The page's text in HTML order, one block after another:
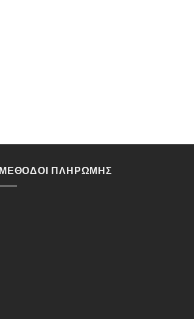
ΜΈΘΟΔΟΙ ΠΛΗΡΩΜΉΣ